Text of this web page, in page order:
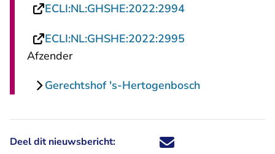
ECLI:NL:GHSHE:2022:2994- U verlaat
ECLI:NL:GHSHE:2022:2995
Afzender
Gerechtshof 's-Hertogenbosch
Deel dit nieuwsbericht: Deel dit nieuwsbericht via X -
Deel dit nieuwsbericht via
Deel dit nieuwsbericht
Deel dit